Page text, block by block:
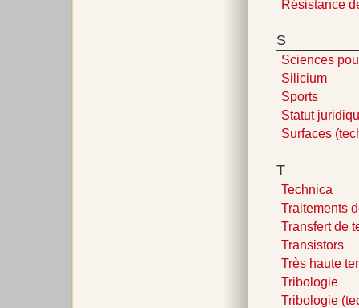
Résistance
S
Sciences
Silicium
Sports
Statut
Surfaces
T
Technica
Traitements
Transfert de
Transistors
Très haute
Tribologie
Tribologie